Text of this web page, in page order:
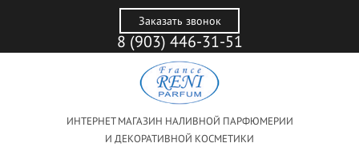
Заказать звонок
8 (903) 446-31-51
ИНТЕРНЕТ МАГАЗИН НАЛИВНОЙ ПАРФЮМЕРИИ
И ДЕКОРАТИВНОЙ КОСМЕТИКИ